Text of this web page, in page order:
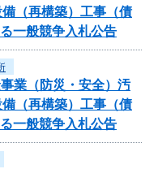
（再構築）工事（債
一般競争入札公告
業（防災・安全）汚
（再構築）工事（債
一般競争入札公告